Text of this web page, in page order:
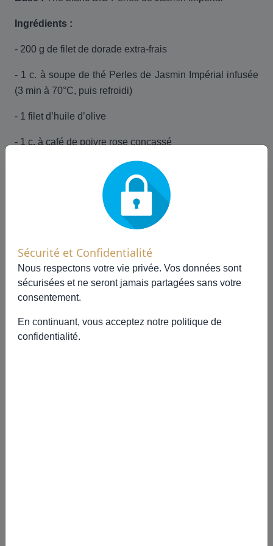
Sécurité et Confidentialité
Nous respectons votre vie privée. Vos données sont
sécurisées et ne seront jamais partagées sans votre
consentement.
En continuant, vous acceptez notre politique de
confidentialité.
Ingrédients :
- 200 g de filet de dorade extra-frais
- 1 c. à soupe de thé Perles de Jasmin Impérial infusée
(3 min à 70°C, puis refroidi)
- 1 filet d’huile d’olive
- 1 c. à café de poivre rose concassé
- Fleurs comestibles pour la déco
froid, poivre rose, huile. Laisser mariner 10 min. Dresser
avec des fleurs ou zestes d’agrumes. Très frais, raffiné,
parfumé.